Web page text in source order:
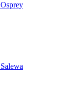
Osprey
Salewa